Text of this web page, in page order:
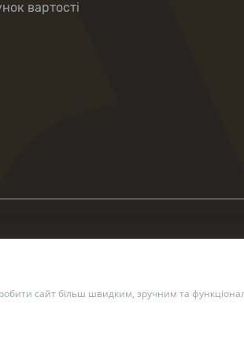
вартості
сайт більш швидким, зручним та